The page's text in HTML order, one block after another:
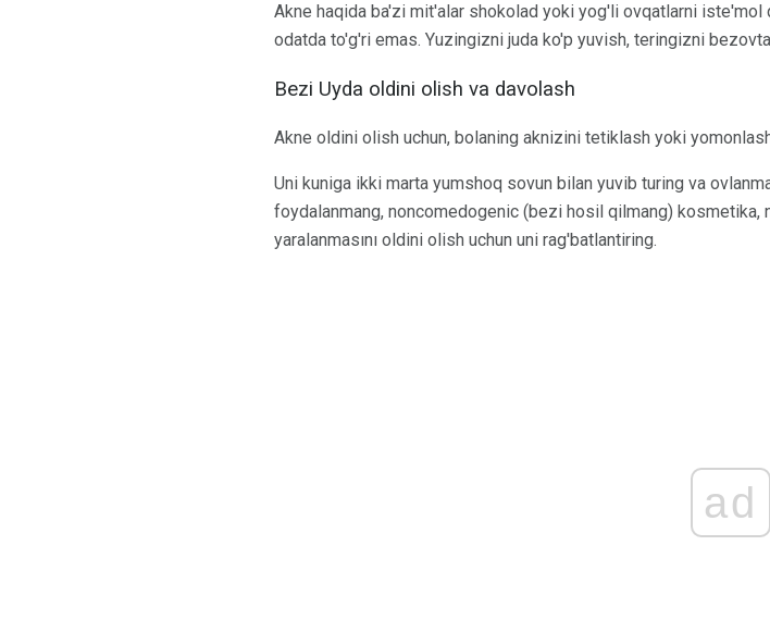
Akne haqida ba'zi mit'alar shokolad yoki yog'li ovqatlarni
odatda to'g'ri emas. Yuzingizni juda ko'p yuvish, teringizni
Bezi Uyda oldini olish va davolash
Akne oldini olish uchun, bolaning aknizini tetiklash yoki
Uni kuniga ikki marta yumshoq sovun bilan yuvib turing va
foydalanmang, noncomedogenic (bezi hosil qilmang)
yaralanmasını oldini olish uchun uni rag'batlantiring.
ad